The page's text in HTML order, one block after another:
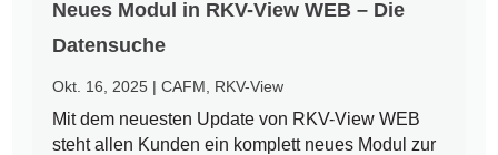
Neues Modul in RKV-View WEB – Die
Datensuche
Okt. 16, 2025 |CAFM RKV-View
Mit dem neuesten Update von RKV-View WEB
steht allen Kunden ein komplett neues Modul zur